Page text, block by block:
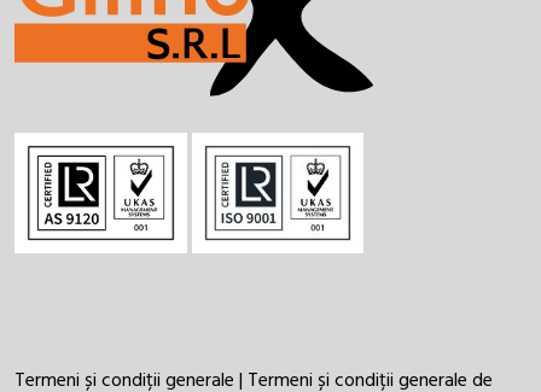
Termeni și condiții generale| Termeni și condiții generale de